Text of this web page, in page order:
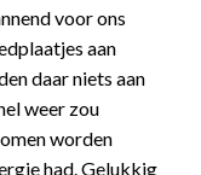
voor ons
aan
daar niets aan
weer zou
worden
had. Gelukkig